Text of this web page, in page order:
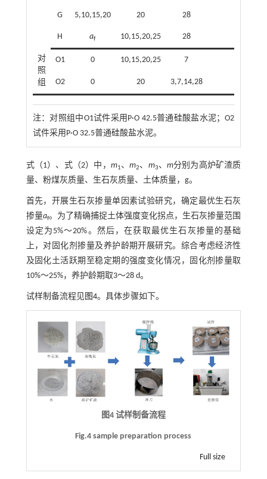
G 5,10,15,20 20 28
H af 10,15,20,25 28
对
照
组
O1 0 10,15,20,25 7
O2 0 20 3,7,14,28
注： 对照组中O1试件采用P·O 42.5普通硅酸盐水泥；O2
试件采用P·O 32.5普通硅酸盐水泥。
式（1） 、 式（2） 中， m1、m2、 m3、 m分别为高炉矿渣质
量、粉煤灰质量、生石灰质量、土体质量，g。
首先，开展生石灰掺量单因素试验研究，确定最优生石灰
掺量af。为了精确捕捉土体强度变化拐点，生石灰掺量范围
设定为5%～20%。然后，在获取最优生石灰掺量的基础
上，对固化剂掺量及养护龄期开展研究。综合考虑经济性
及固化土活跃期至稳定期的强度变化情况，固化剂掺量取
10%～25%，养护龄期取3～28 d。
试样制备流程见图4。具体步骤如下。
图4 试样制备流程
Fig.4 sample preparation process
Full size